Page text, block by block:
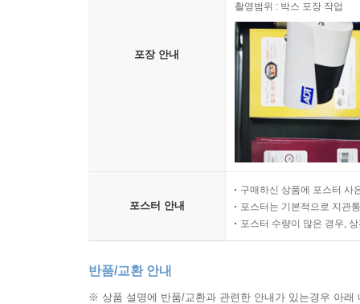
포장 안내
촬영범위 : 박스 포장 작업
포스터 안내
구매하신 상품에 포스터 사
포스터는 기본적으로 지관
포스터 수량이 많은 경우,
반품/교환 안내
※ 상품 설명에 반품/교환과 관련한 안내가 있는경우 아